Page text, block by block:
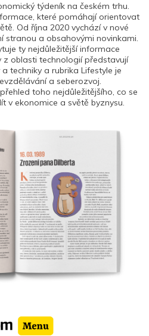
týdeník na českém trhu.
které pomáhají orientovat
Od října 2020 vychází v nové
stranou a obsahovými novinkami.
ty nejdůležitější informace
z oblasti technologií představují
techniky a rubrika Lifestyle je
a seberozvoj.
toho nejdůležitějšího, co se
v ekonomice a světě byznysu.